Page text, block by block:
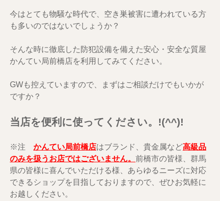
今はとても物騒な時代で、空き巣被害に遭われている方
も多いのではないでしょうか？
そんな時に徹底した防犯設備を備えた安心・安全な質屋
かんてい局前橋店を利用してみてください。
GWも控えていますので、まずはご相談だけでもいかが
ですか？
当店を便利に使ってください。!(^^)!
※注 かんてい局前橋店はブランド、貴金属など高級品
のみを扱うお店ではございません。 前橋市の皆様、群馬
県の皆様に喜んでいただける様、あらゆるニーズに対応
できるショップを目指しておりますので、ぜひお気軽に
お越しください。